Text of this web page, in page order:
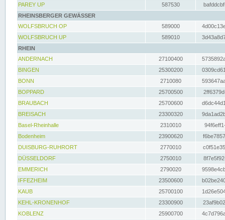
PAREY UP
587530
RHEINSBERGER GEWÄSSER
WOLFSBRUCH OP
589000
WOLFSBRUCH UP
589010
RHEIN
ANDERNACH
27100400
BINGEN
25300200
BONN
2710080
BOPPARD
25700500
BRAUBACH
25700600
BREISACH
23300320
Basel-Rheinhalle
2310010
Bodenheim
23900620
DUISBURG-RUHRORT
2770010
DÜSSELDORF
2750010
EMMERICH
2790020
IFFEZHEIM
23500600
KAUB
25700100
KEHL-KRONENHOF
23300900
KOBLENZ
25900700